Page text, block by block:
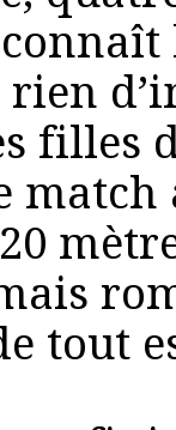
filles
tout